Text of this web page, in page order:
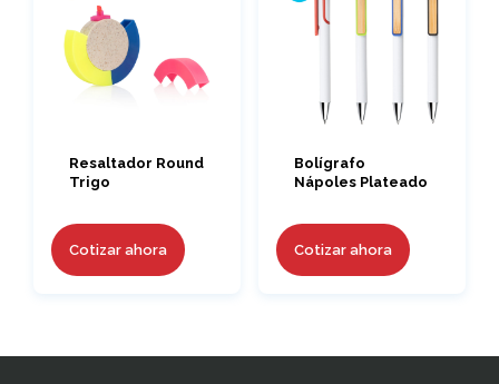
Resaltador Round
Trigo
Cotizar ahora
Bolígrafo
Nápoles Plateado
Cotizar ahora